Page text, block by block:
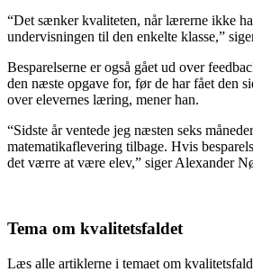
“Det sænker kvaliteten, når lærerne ikke
undervisningen til den enkelte klasse,”
Besparelserne er også gået ud over
den næste opgave for, før de har fået den
over elevernes læring, mener han.
“Sidste år ventede jeg næsten seks
matematikaflevering tilbage. Hvis
det værre at være elev,” siger Alexander
Tema om kvalitetsfaldet
Læs alle artiklerne i temaet om